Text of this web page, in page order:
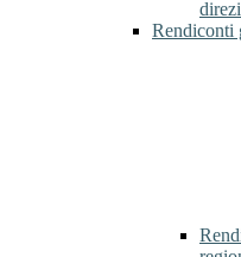
Rendiconti